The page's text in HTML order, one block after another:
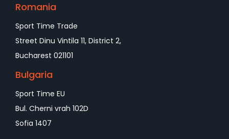
Romania
Sport Time Trade
Street Dinu Vintila 11, District 2,
Bucharest 021101
Bulgaria
Sport Time EU
Bul. Cherni vrah 102D
Sofia 1407